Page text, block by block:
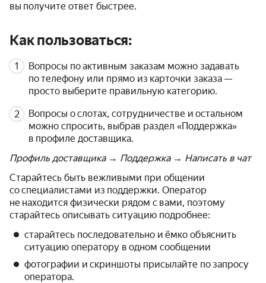
вы получите ответ быстрее.
Как пользоваться:
Вопросы по активным заказам можно задавать
по телефону или прямо из карточки заказа —
просто выберите правильную категорию.
Вопросы о слотах, сотрудничестве и остальном
можно спросить, выбрав раздел «Поддержка»
в профиле доставщика.
Профиль доставщика → Поддержка → Написать в чат
Старайтесь быть вежливыми при общении
со специалистами из поддержки. Оператор
не находится физически рядом с вами, поэтому
старайтесь описывать ситуацию подробнее:
старайтесь последовательно и ёмко объяснить
ситуацию оператору в одном сообщении
фотографии и скриншоты присылайте по запросу
оператора.